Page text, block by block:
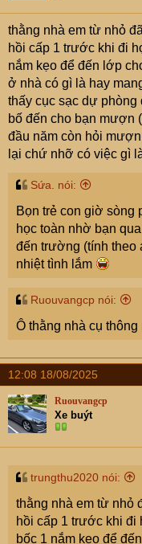
thằng nhà em từ nhỏ
hồi cấp 1 trước khi đi
nắm kẹo để đến lớp
ở nhà có gì là hay
thấy cục sạc dự phòng
bố đến cho bạn mượn
đầu năm còn hỏi
lại chứ nhỡ có việc gì
Sứa. nói:
Bọn trẻ con giờ sòng
học toàn nhờ bạn
đến trường (tính theo
nhiệt tình lắm
Ruouvangcp nói:
Ô thằng nhà cụ
12:08 18/08/2025
Ruouvangcp
Xe buýt
trungthu2020 nói:
thằng nhà em từ nhỏ
hồi cấp 1 trước khi đi
bốc 1 nắm kẹo để